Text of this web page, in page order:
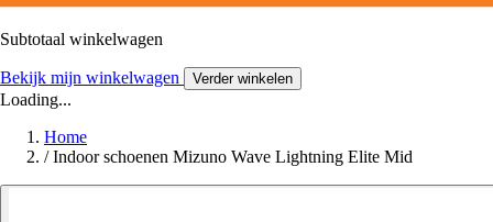
Subtotaal winkelwagen
Bekijk mijn winkelwagen Verder winkelen
Loading...
Home
/ Indoor schoenen Mizuno Wave Lightning Elite Mid